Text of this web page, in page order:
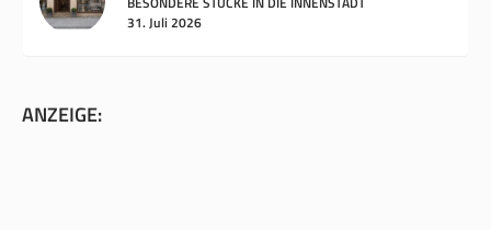
31. Juli 2026
ANZEIGE: